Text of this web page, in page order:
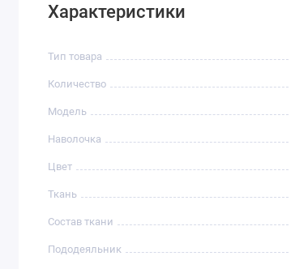
Характеристики
Тип товара
Количество
Модель
Наволочка
Цвет
Ткань
Состав ткани
Пододеяльник